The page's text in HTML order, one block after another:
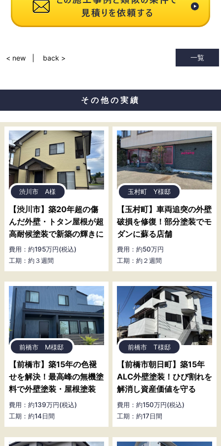
一覧
< new back >
その他の実績
渋川市 A様
【渋川市】築20年超の傷
んだ外壁・トタン屋根が超
高耐候塗装で新築の輝きに
費用：約195万円(税込)
工期：約３週間
玉村町 Y様邸
【玉村町】車両追突の外壁
破損を修復！部分塗装でモ
ダンに蘇る店舗
費用：約50万円
工期：約２週間
前橋市 M様邸
【前橋市】築15年の色褪
せを解決！最高峰の無機塗
料で外壁塗装・屋根塗装
費用：約139万円(税込)
工期：約14日間
前橋市 T様邸
【前橋市朝日町】築15年
ALC外壁塗装！ひび割れを
解消し資産価値を守る
費用：約150万円(税込)
工期：約17日間